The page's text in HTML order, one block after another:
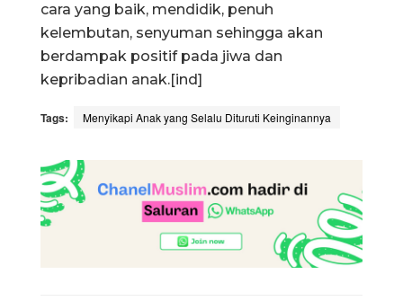
cara yang baik, mendidik, penuh
kelembutan, senyuman sehingga akan
berdampak positif pada jiwa dan
kepribadian anak.[ind]
Tags: Menyikapi Anak yang Selalu Dituruti Keinginannya